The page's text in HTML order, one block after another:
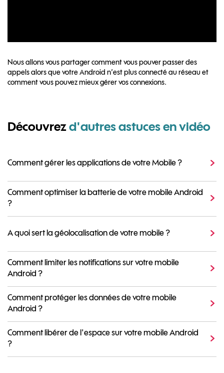
Nous allons vous partager comment vous pouver passer des
appels alors que votre Android n’est plus connecté au réseau et
comment vous pouvez mieux gérer vos connexions.
Découvrezd'autres astuces en vidéo
Comment gérer les applications de votre Mobile ?
Comment optimiser la batterie de votre mobile Android
?
A quoi sert la géolocalisation de votre mobile ?
Comment limiter les notifications sur votre mobile
Android ?
Comment protéger les données de votre mobile
Android ?
Comment libérer de l'espace sur votre mobile Android
?